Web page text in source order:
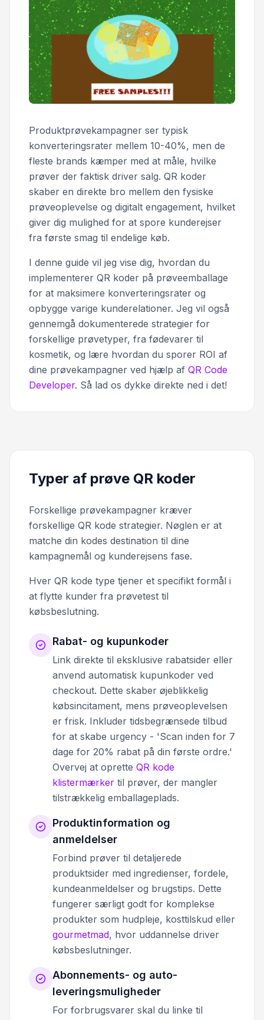
Produktprøvekampagner ser typisk
konverteringsrater mellem 10-40%, men de
fleste brands kæmper med at måle, hvilke
prøver der faktisk driver salg. QR koder
skaber en direkte bro mellem den fysiske
prøveoplevelse og digitalt engagement, hvilket
giver dig mulighed for at spore kunderejser
fra første smag til endelige køb.
I denne guide vil jeg vise dig, hvordan du
implementerer QR koder på prøveemballage
for at maksimere konverteringsrater og
opbygge varige kunderelationer. Jeg vil også
gennemgå dokumenterede strategier for
forskellige prøvetyper, fra fødevarer til
kosmetik, og lære hvordan du sporer ROI af
dine prøvekampagner ved hjælp af QR Code
Developer. Så lad os dykke direkte ned i det!
Typer af prøve QR koder
Forskellige prøvekampagner kræver
forskellige QR kode strategier. Nøglen er at
matche din kodes destination til dine
kampagnemål og kunderejsens fase.
Hver QR kode type tjener et specifikt formål i
at flytte kunder fra prøvetest til
købsbeslutning.
Rabat- og kupunkoder
Link direkte til eksklusive rabatsider eller
anvend automatisk kupunkoder ved
checkout. Dette skaber øjeblikkelig
købsincitament, mens prøveoplevelsen
er frisk. Inkluder tidsbegrænsede tilbud
for at skabe urgency - 'Scan inden for 7
dage for 20% rabat på din første ordre.'
Overvej at oprette QR kode
klistermærker til prøver, der mangler
tilstrækkelig emballageplads.
Produktinformation og
anmeldelser
Forbind prøver til detaljerede
produktsider med ingredienser, fordele,
kundeanmeldelser og brugstips. Dette
fungerer særligt godt for komplekse
produkter som hudpleje, kosttilskud eller
gourmetmad, hvor uddannelse driver
købsbeslutninger.
Abonnements- og auto-
leveringsmuligheder
For forbrugsvarer skal du linke til